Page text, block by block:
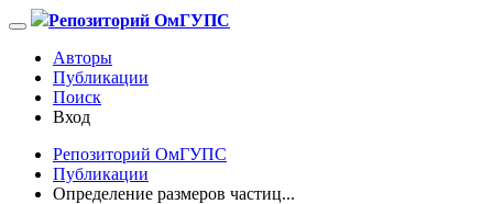
Репозиторий ОмГУПС
Авторы
Публикации
Поиск
Вход
Репозиторий ОмГУПС
Публикации
Определение размеров частиц...